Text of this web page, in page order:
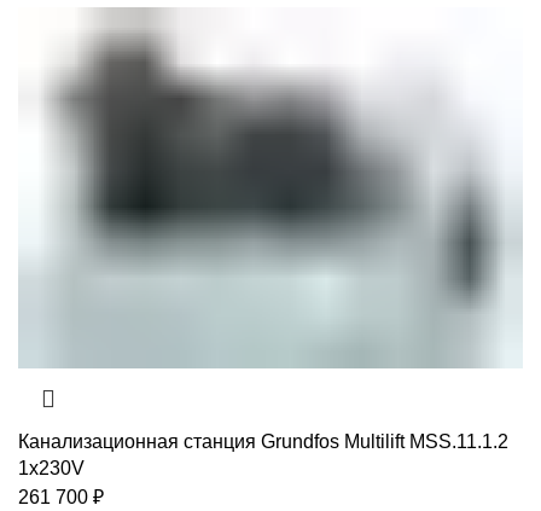
Канализационная станция Grundfos Multilift MSS.11.1.2
1x230V
261 700 ₽